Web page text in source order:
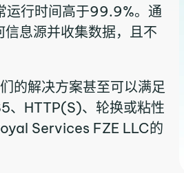
运行时间高于99.9%。通
息源并收集数据，且不
的解决方案甚至可以满足
、HTTP(S)、轮换或粘性
Services FZE LLC的